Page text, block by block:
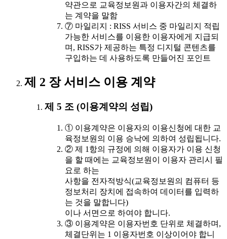
약관으로 교육정보원과 이용자간의 체결하
는 계약을 말함
⑦ 마일리지 : RISS 서비스 중 마일리지 적립
가능한 서비스를 이용한 이용자에게 지급되
며, RISS가 제공하는 특정 디지털 콘텐츠를
구입하는 데 사용하도록 만들어진 포인트
제 2 장 서비스 이용 계약
제 5 조 (이용계약의 성립)
① 이용계약은 이용자의 이용신청에 대한 교
육정보원의 이용 승낙에 의하여 성립됩니다.
② 제 1항의 규정에 의해 이용자가 이용 신청
을 할 때에는 교육정보원이 이용자 관리시 필
요로 하는
사항을 전자적방식(교육정보원의 컴퓨터 등
정보처리 장치에 접속하여 데이터를 입력하
는 것을 말합니다)
이나 서면으로 하여야 합니다.
③ 이용계약은 이용자번호 단위로 체결하며,
체결단위는 1 이용자번호 이상이어야 합니